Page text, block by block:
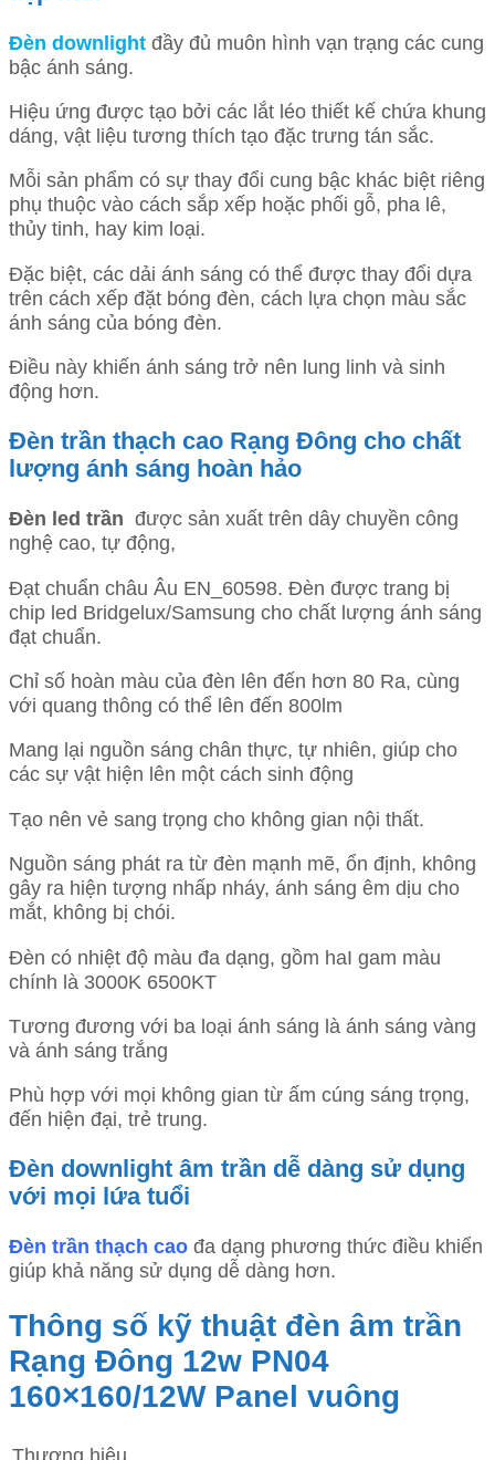
Đèn downlight đầy đủ muôn hình vạn trạng các cung
bậc ánh sáng.
Hiệu ứng được tạo bởi các lắt léo thiết kế chứa khung
dáng, vật liệu tương thích tạo đặc trưng tán sắc.
Mỗi sản phẩm có sự thay đổi cung bậc khác biệt riêng
phụ thuộc vào cách sắp xếp hoặc phối gỗ, pha lê,
thủy tinh, hay kim loại.
Đặc biệt, các dải ánh sáng có thể được thay đổi dựa
trên cách xếp đặt bóng đèn, cách lựa chọn màu sắc
ánh sáng của bóng đèn.
Điều này khiến ánh sáng trở nên lung linh và sinh
động hơn.
Đèn trần thạch cao Rạng Đông cho chất
lượng ánh sáng hoàn hảo
Đèn led trần được sản xuất trên dây chuyền công
nghệ cao, tự động,
Đạt chuẩn châu Âu EN_60598. Đèn được trang bị
chip led Bridgelux/Samsung cho chất lượng ánh sáng
đạt chuẩn.
Chỉ số hoàn màu của đèn lên đến hơn 80 Ra, cùng
với quang thông có thể lên đến 800lm
Mang lại nguồn sáng chân thực, tự nhiên, giúp cho
các sự vật hiện lên một cách sinh động
Tạo nên vẻ sang trọng cho không gian nội thất.
Nguồn sáng phát ra từ đèn mạnh mẽ, ổn định, không
gây ra hiện tượng nhấp nháy, ánh sáng êm dịu cho
mắt, không bị chói.
Đèn có nhiệt độ màu đa dạng, gồm haI gam màu
chính là 3000K 6500KT
Tương đương với ba loại ánh sáng là ánh sáng vàng
và ánh sáng trắng
Phù hợp với mọi không gian từ ấm cúng sáng trọng,
đến hiện đại, trẻ trung.
Đèn downlight âm trần dễ dàng sử dụng
với mọi lứa tuổi
Đèn trần thạch cao đa dạng phương thức điều khiển
giúp khả năng sử dụng dễ dàng hơn.
Thông số kỹ thuật đèn âm trần
Rạng Đông 12w PN04
160×160/12W Panel vuông
Thương hiệu